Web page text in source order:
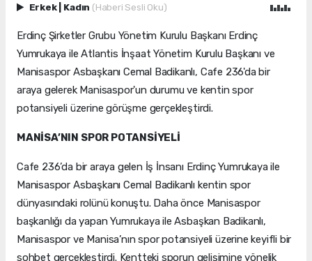
Erkek Kadın (Haberi Sesli Oku)
Erdinç Şirketler Grubu Yönetim Kurulu Başkanı Erdinç
Yumrukaya ile Atlantis İnşaat Yönetim Kurulu Başkanı ve
Manisaspor Asbaşkanı Cemal Badikanlı, Cafe 236'da bir
araya gelerek Manisaspor'un durumu ve kentin spor
potansiyeli üzerine görüşme gerçekleştirdi.
MANİSA’NIN SPOR POTANSİYELİ
Cafe 236’da bir araya gelen İş İnsanı Erdinç Yumrukaya ile
Manisaspor Asbaşkanı Cemal Badikanlı kentin spor
dünyasındaki rolünü konuştu. Daha önce Manisaspor
başkanlığı da yapan Yumrukaya ile Asbaşkan Badikanlı,
Manisaspor ve Manisa’nın spor potansiyeli üzerine keyifli bir
sohbet gerçekleştirdi. Kentteki sporun gelişimine yönelik